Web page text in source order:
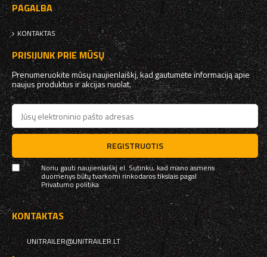
PAGALBA
KONTAKTAS
PRISIJUNK PRIE MŪSŲ
Prenumeruokite mūsų naujienlaiškį, kad gautumėte informaciją apie
naujus produktus ir akcijas nuolat.
REGISTRUOTIS
Noriu gauti naujienlaiškį el. Sutinku, kad mano asmens
duomenys būtų tvarkomi rinkodaros tikslais pagal
Privatumo politika
KONTAKTAS
UNITRAILER@UNITRAILER.LT